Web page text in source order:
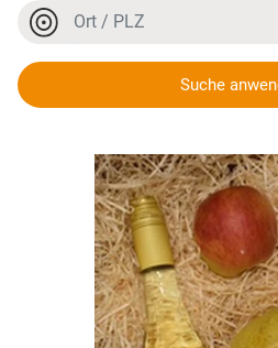
Ort oder PLZ
Suche
Apfelcider